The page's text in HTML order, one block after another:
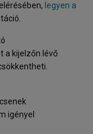
legyen a
a kijelzőn lévő
igényel